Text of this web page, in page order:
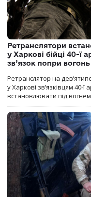
Ретранслятори
у Харкові бійці 40-ї
зв’язок попри
Ретранслятор на
у Харкові зв’язківцям 40-
встановлювати під